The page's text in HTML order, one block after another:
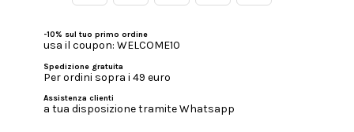
-10% sul tuo primo ordine
usa il coupon: WELCOME10
Spedizione gratuita
Per ordini sopra i 49 euro
Assistenza clienti
a tua disposizione tramite Whatsapp